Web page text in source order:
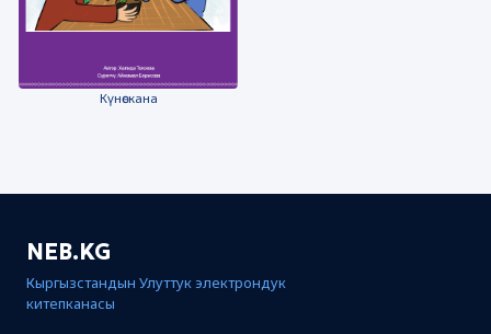
Күнөскана
NEB.KG
Кыргызстандын Улуттук электрондук
китепканасы